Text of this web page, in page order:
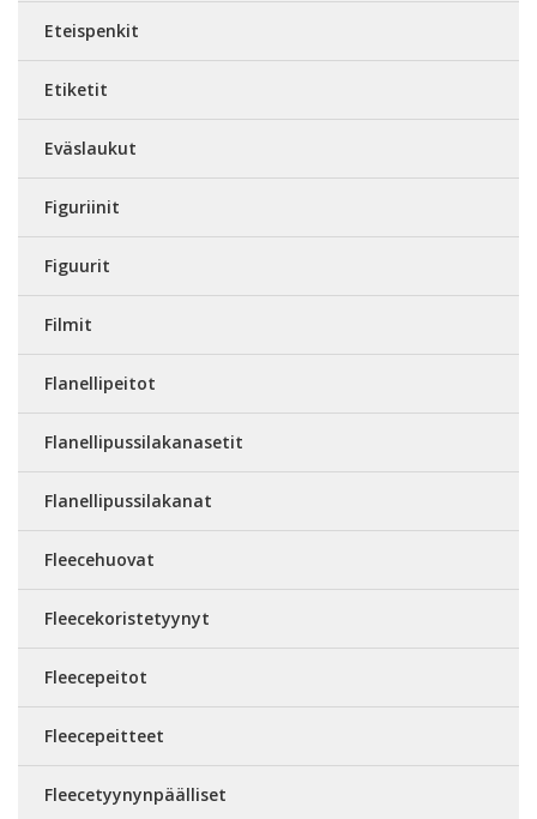
Eteispenkit
Etiketit
Eväslaukut
Figuriinit
Figuurit
Filmit
Flanellipeitot
Flanellipussilakanasetit
Flanellipussilakanat
Fleecehuovat
Fleecekoristetyynyt
Fleecepeitot
Fleecepeitteet
Fleecetyynynpäälliset